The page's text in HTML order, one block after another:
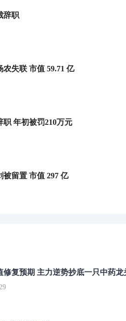
辞职
失联 市值 59.71 亿
职 年初被罚210万元
留置 市值 297 亿
修复预期 主力逆势抄底一只中药龙